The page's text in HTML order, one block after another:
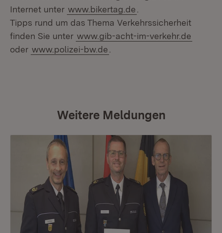
Internet unter www.bikertag.de
Tipps rund um das Thema Verkehrssicherheit
finden Sie unter www.gib-acht-im-verkehr.de
oder www.polizei-bw.de
Weitere Meldungen